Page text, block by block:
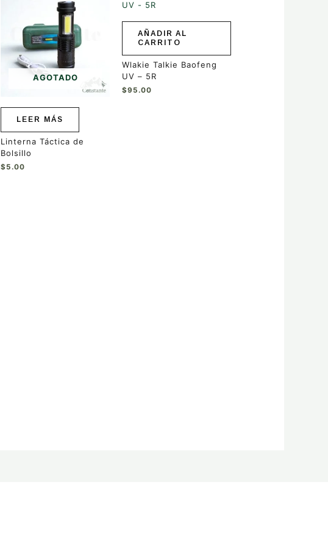
AGOTADO
LEER MÁS
Linterna Táctica de
Bolsillo
$5.00
AÑADIR AL
CARRITO
Wlakie Talkie Baofeng
UV – 5R
$95.00